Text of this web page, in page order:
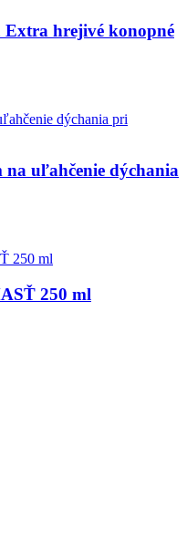
hrejivé konopné
uľahčenie dýchania
250 ml